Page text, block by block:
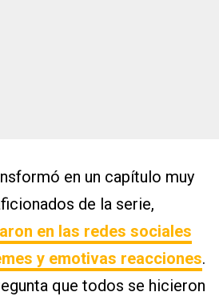
en un capítulo muy
de la serie,
en las redes sociales
y emotivas reacciones.
que todos se hicieron